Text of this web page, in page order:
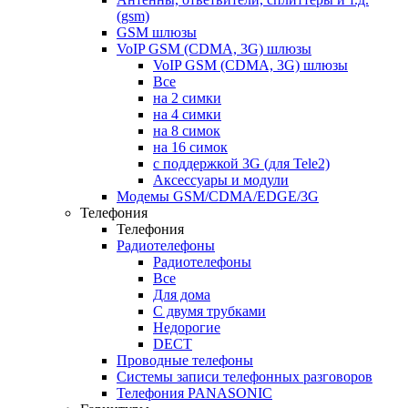
(gsm)
GSM шлюзы
VoIP GSM (CDMA, 3G) шлюзы
VoIP GSM (CDMA, 3G) шлюзы
Все
на 2 симки
на 4 симки
на 8 симок
на 16 симок
с поддержкой 3G (для Tele2)
Аксессуары и модули
Модемы GSM/CDMA/EDGE/3G
Телефония
Телефония
Радиотелефоны
Радиотелефоны
Все
Для дома
С двумя трубками
Недорогие
DECT
Проводные телефоны
Системы записи телефонных разговоров
Телефония PANASONIC